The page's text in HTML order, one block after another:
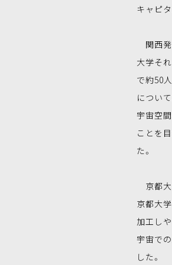
キャピ
関西発
大学そ
で約50
につい
宇宙空
ことを
た。
京都大
京都大
加工し
宇宙で
した。